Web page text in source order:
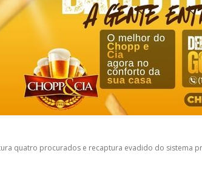
quatro procurados e recaptura evadido do sistema